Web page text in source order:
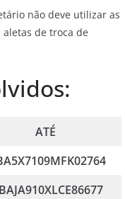
não deve utilizar as
de troca de
ATÉ